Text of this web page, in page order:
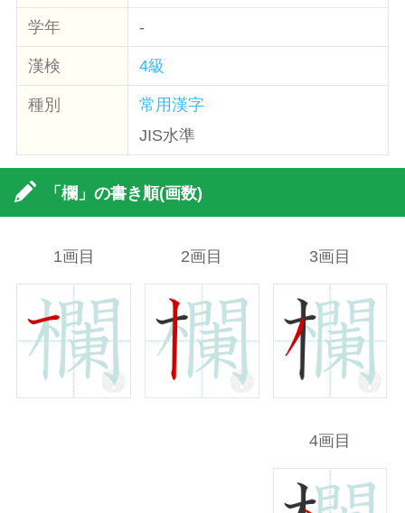
学年 -
漢検 4級
種別
常用漢字
JIS水準
「欄」の書き順(画数)
1画目 2画目 3画目
4画目